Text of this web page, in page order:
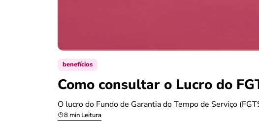
benefícios
Como consultar o Lucro do
O lucro do Fundo de Garantia do Tempo de Serviço
8 min Leitura